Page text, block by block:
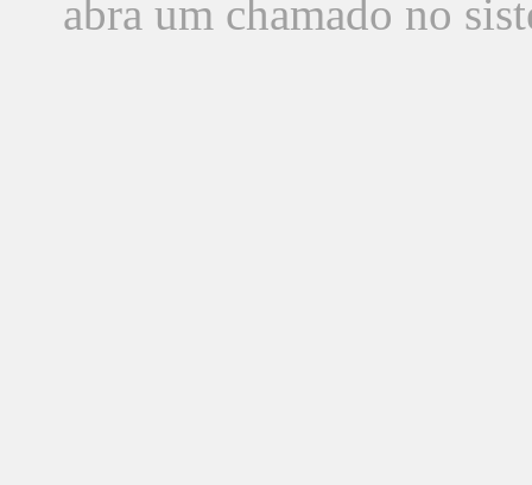
abra um chamado no